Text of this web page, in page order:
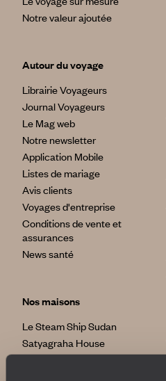
Notre valeur ajoutée
Autour du voyage
Librairie Voyageurs
Journal Voyageurs
Le Mag web
Notre newsletter
Application Mobile
Listes de mariage
Avis clients
Voyages d'entreprise
Conditions de vente et
assurances
News santé
Nos maisons
Le Steam Ship Sudan
Satyagraha House
La Flâneuse du Nil